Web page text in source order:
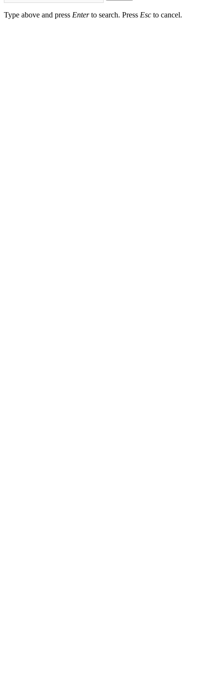
Type above and press Enterto search. Press Esc to cancel.